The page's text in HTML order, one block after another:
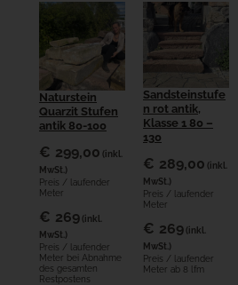
Naturstein
Quarzit Stufen
antik 80-100
€ 299,00 (inkl.
MwSt.)
Preis / laufender
Meter
€ 269(inkl.
MwSt.)
Preis / laufender
Meter bei Abnahme
des gesamten
Restpostens
Sandsteinstufe
n rot antik,
Klasse 1 80 –
130
€ 289,00 (inkl.
MwSt.)
Preis / laufender
Meter
€ 269(inkl.
MwSt.)
Preis / laufender
Meter ab 8 lfm